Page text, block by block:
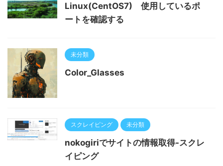
Linux(CentOS7) 使用しているポ
ートを確認する
未分類
Color_Glasses
スクレイピング 未分類
nokogiriでサイトの情報取得-スクレ
イピング